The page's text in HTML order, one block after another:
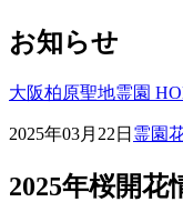
お知らせ
大阪柏原聖地霊園
2025年03月22日 霊園
2025年桜開花